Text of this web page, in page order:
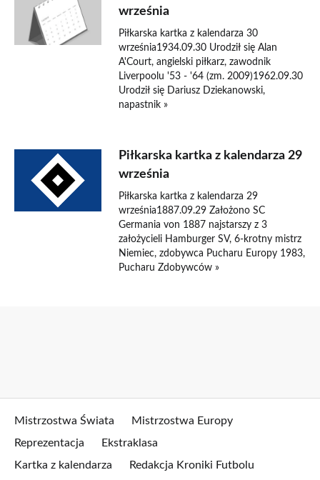
września
Piłkarska kartka z kalendarza 30
września1934.09.30 Urodził się Alan
A'Court, angielski piłkarz, zawodnik
Liverpoolu '53 - '64 (zm. 2009)1962.09.30
Urodził się Dariusz Dziekanowski,
napastnik »
Piłkarska kartka z kalendarza 29
września
Piłkarska kartka z kalendarza 29
września1887.09.29 Założono SC
Germania von 1887 najstarszy z 3
założycieli Hamburger SV, 6-krotny mistrz
Niemiec, zdobywca Pucharu Europy 1983,
Pucharu Zdobywców »
Mistrzostwa Świata
Mistrzostwa Europy
Reprezentacja
Ekstraklasa
Kartka z kalendarza
Redakcja Kroniki Futbolu